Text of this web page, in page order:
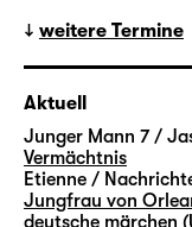
weitere Termine
Aktuell
Junger Mann 7 /
Vermächtnis
Etienne /
Jungfrau von
deutsche märchen